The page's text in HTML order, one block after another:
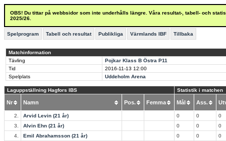
OBS! Du tittar på webbsidor som inte underhålls längre. Våra resultat-, tabell- och
2025/26.
Spelprogram Tabell och resultat Publikliga Värmlands IBF Tillbaka
Matchinformation
Tävling
Pojkar Klass B Östra P11
Tid
2016-11-13 12:00
Spelplats
Uddeholm Arena
Laguppställning Hagfors IBS Statistik i matchen
Nr Namn Pos. Femma Mål Ass.
2. Arvid Levin (21 år) 0 0
0
3.
Alvin Ehn (21 år) 0 0
0
4.
Emil Abrahamsson (21 år) 0 0
0